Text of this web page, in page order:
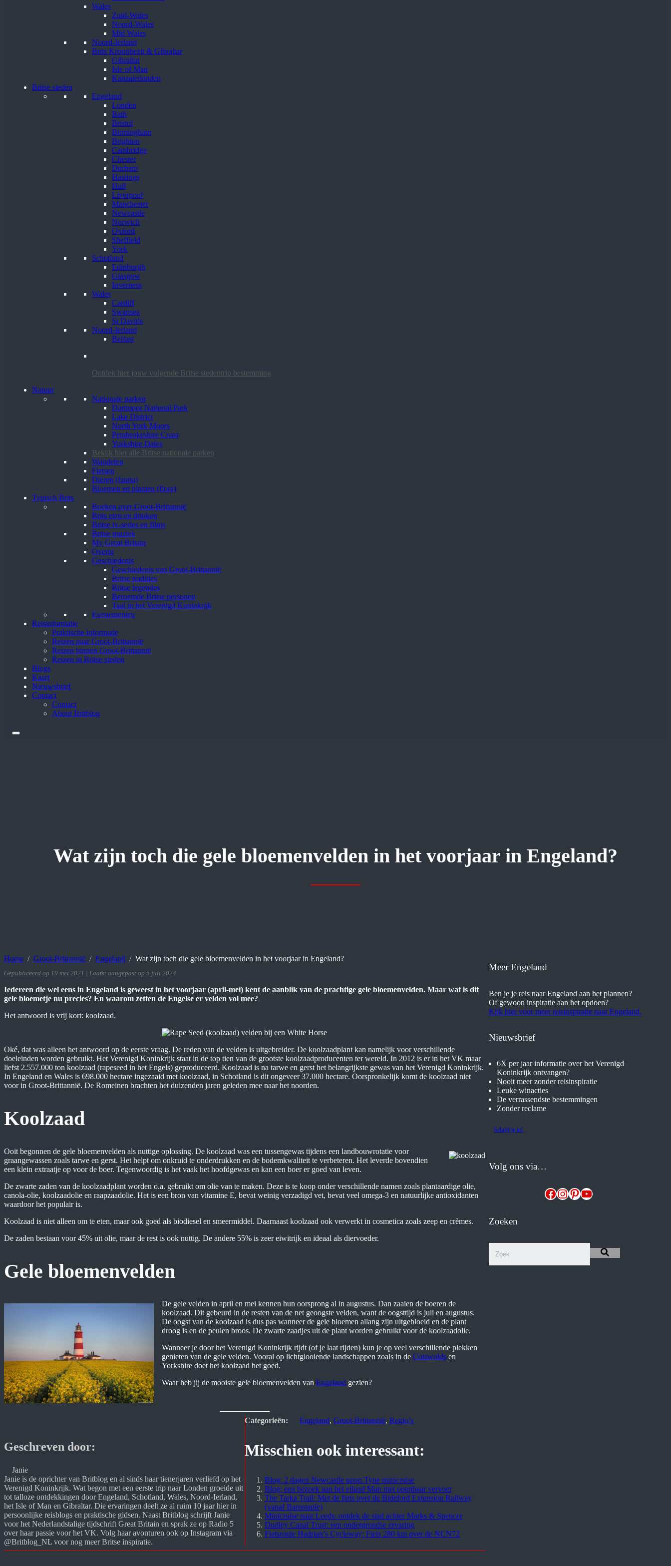
Wales
Zuid-Wales
Noord-Wales
Mid Wales
Noord-Ierland
Brits Kroonbezit & Gibraltar
Gibraltar
Isle of Man
Kanaaleilanden
Britse steden
Engeland
Londen
Bath
Bristol
Birmingham
Brighton
Cambridge
Chester
Durham
Hastings
Hull
Liverpool
Manchester
Newcastle
Norwich
Oxford
Sheffield
York
Schotland
Edinburgh
Glasgow
Inverness
Wales
Cardiff
Swansea
St Davids
Noord-Ierland
Belfast
Ontdek hier jouw volgende Britse stedentrip bestemming
Natuur
Nationale parken
Dartmoor National Park
Lake District
North York Moors
Pembrokeshire Coast
Yorkshire Dales
Bekijk hier alle Britse nationale parken
Wandelen
Fietsen
Dieren (fauna)
Bloemen en planten (flora)
Typisch Brits
Boeken over Groot-Brittannië
Brits eten en drinken
Britse tv-series en films
Britse muziek
My Great Britain
Overig
Geschiedenis
Geschiedenis van Groot-Brittannië
Britse tradities
Britse legendes
Beroemde Britse personen
Taal in het Verenigd Koninkrijk
Evenementen
Reisinformatie
Praktische informatie
Reizen naar Groot-Brittannië
Reizen binnen Groot-Brittannië
Reizen in Britse steden
Blogs
Kaart
Nieuwsbrief
Contact
Contact
About Britblog
Wat zijn toch die gele bloemenvelden in het voorjaar in Engeland?
Home Groot-Brittannië Engeland Wat zijn toch die gele bloemenvelden in het voorjaar in Engeland?
Gepubliceerd op 19 mei 2021 | Laatst aangepast op 5 juli 2024
Iedereen die wel eens in Engeland is geweest in het voorjaar (april-mei) kent de aanblik van de prachtige gele bloemenvelden. Maar wat is dit
gele bloemetje nu precies? En waarom zetten de Engelse er velden vol mee?
Het antwoord is vrij kort: koolzaad.
Oké, dat was alleen het antwoord op de eerste vraag. De reden van de velden is uitgebreider. De koolzaadplant kan namelijk voor verschillende
doeleinden worden gebruikt. Het Verenigd Koninkrijk staat in de top tien van de grootste koolzaadproducenten ter wereld. In 2012 is er in het VK maar
liefst 2.557.000 ton koolzaad (rapeseed in het Engels) geproduceerd. Koolzaad is na tarwe en gerst het belangrijkste gewas van het Verenigd Koninkrijk.
In Engeland en Wales is 698.000 hectare ingezaaid met koolzaad, in Schotland is dit ongeveer 37.000 hectare. Oorspronkelijk komt de koolzaad niet
voor in Groot-Brittannië. De Romeinen brachten het duizenden jaren geleden mee naar het noorden.
Koolzaad
Ooit begonnen de gele bloemenvelden als nuttige oplossing. De koolzaad was een tussengewas tijdens een landbouwrotatie voor
graangewassen zoals tarwe en gerst. Het helpt om onkruid te onderdrukken en de bodemkwaliteit te verbeteren. Het leverde bovendien
een klein extraatje op voor de boer. Tegenwoordig is het vaak het hoofdgewas en kan een boer er goed van leven.
De zwarte zaden van de koolzaadplant worden o.a. gebruikt om olie van te maken. Deze is te koop onder verschillende namen zoals plantaardige olie,
canola-olie, koolzaadolie en raapzaadolie. Het is een bron van vitamine E, bevat weinig verzadigd vet, bevat veel omega-3 en natuurlijke antioxidanten
waardoor het populair is.
Koolzaad is niet alleen om te eten, maar ook goed als biodiesel en smeermiddel. Daarnaast koolzaad ook verwerkt in cosmetica zoals zeep en crèmes.
De zaden bestaan ​​voor 45% uit olie, maar de rest is ook nuttig. De andere 55% is zeer eiwitrijk en ideaal als diervoeder.
Gele bloemenvelden
De gele velden in april en mei kennen hun oorsprong al in augustus. Dan zaaien de boeren de
koolzaad. Dit gebeurd in de resten van de net geoogste velden, want de oogsttijd is juli en augustus.
De oogst van de koolzaad is dus pas wanneer de gele bloemen allang zijn uitgebloeid en de plant
droog is en de peulen broos. De zwarte zaadjes uit de plant worden gebruikt voor de koolzaadolie.
Wanneer je door het Verenigd Koninkrijk rijdt (of je laat rijden) kun je op veel verschillende plekken
genieten van de gele velden. Vooral op lichtglooiende landschappen zoals in de Cotswolds en
Yorkshire doet het koolzaad het goed.
Waar heb jij de mooiste gele bloemenvelden van Engeland gezien?
Geschreven door:
Janie
Janie is de oprichter van Britblog en al sinds haar tienerjaren verliefd op het
Verenigd Koninkrijk. Wat begon met een eerste trip naar Londen groeide uit
tot talloze ontdekkingen door Engeland, Schotland, Wales, Noord-Ierland,
het Isle of Man en Gibraltar. Die ervaringen deelt ze al ruim 10 jaar hier in
persoonlijke reisblogs en praktische gidsen. Naast Britblog schrijft Janie
voor het Nederlandstalige tijdschrift Great Britain en sprak ze op Radio 5
over haar passie voor het VK. Volg haar avonturen ook op Instagram via
@Britblog_NL voor nog meer Britse inspiratie.
Categorieën: Engeland, Groot-Brittannië, Regio’s
Misschien ook interessant:
Blog: 2 dagen Newcastle upon Tyne minicruise
Blog: een bezoek aan het eiland Man met openbaar vervoer
The Tarka Trail: Met de fiets over de Bideford Extension Railway
(vanaf Barnstaple)
Minicruise naar Leeds: ontdek de stad achter Marks & Spencer
Dudley Canal Trust: een ondergrondse ervaring
Fietsroute Hadrian’s Cycleway: Fiets 280 km over de NCN72
Meer Engeland
Ben je je reis naar Engeland aan het plannen?
Of gewoon inspiratie aan het opdoen?
Kijk hier voor meer reisinspiratie naar Engeland.
Nieuwsbrief
6X per jaar informatie over het Verenigd
Koninkrijk ontvangen?
Nooit meer zonder reisinspiratie
Leuke winacties
De verrassendste bestemmingen
Zonder reclame
Schrijf je in!
Volg ons via…
Facebook
Instagram
Pinterest
YouTube
Zoeken